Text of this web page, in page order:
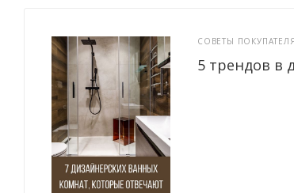
СОВЕТЫ
5 трендов в